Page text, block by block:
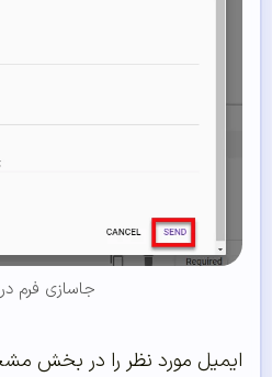
جاسازی فرم
ایمیل مورد نظر را در بخش